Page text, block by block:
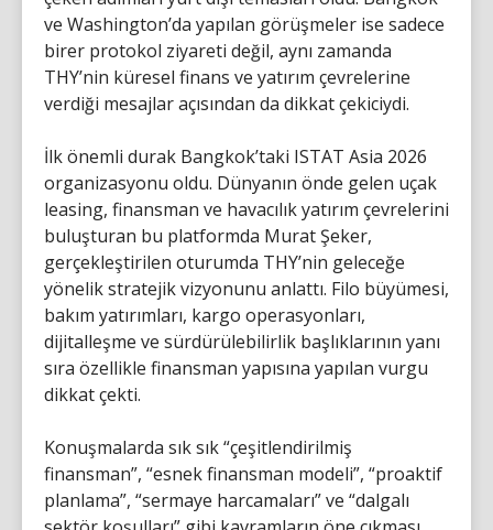
ve Washington’da yapılan görüşmeler ise sadece
birer protokol ziyareti değil, aynı zamanda
THY’nin küresel finans ve yatırım çevrelerine
verdiği mesajlar açısından da dikkat çekiciydi.
İlk önemli durak Bangkok’taki ISTAT Asia 2026
organizasyonu oldu. Dünyanın önde gelen uçak
leasing, finansman ve havacılık yatırım çevrelerini
buluşturan bu platformda Murat Şeker,
gerçekleştirilen oturumda THY’nin geleceğe
yönelik stratejik vizyonunu anlattı. Filo büyümesi,
bakım yatırımları, kargo operasyonları,
dijitalleşme ve sürdürülebilirlik başlıklarının yanı
sıra özellikle finansman yapısına yapılan vurgu
dikkat çekti.
Konuşmalarda sık sık “çeşitlendirilmiş
finansman”, “esnek finansman modeli”, “proaktif
planlama”, “sermaye harcamaları” ve “dalgalı